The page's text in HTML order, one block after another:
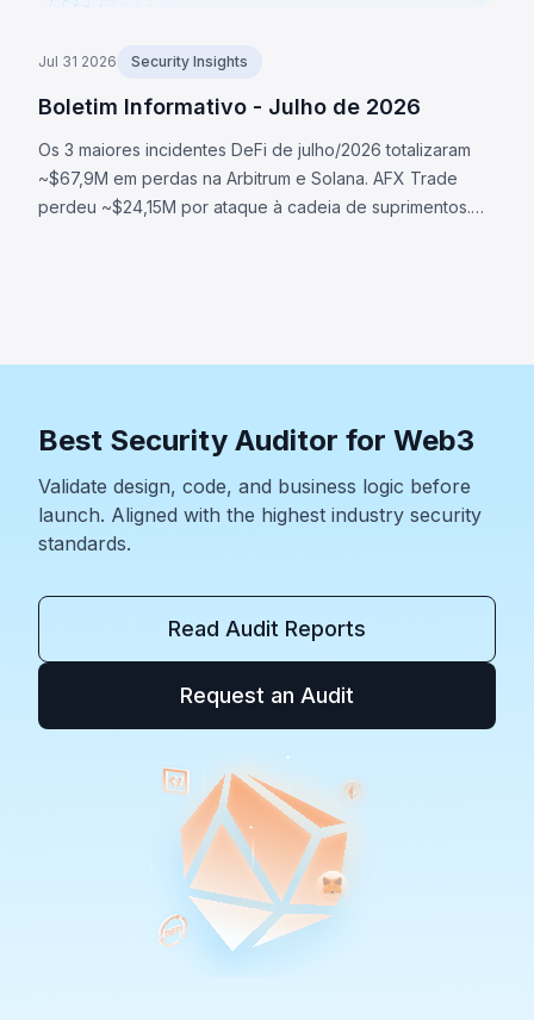
Jul 31 2026 Security Insights
Boletim Informativo - Julho de 2026
Os 3 maiores incidentes DeFi de julho/2026 totalizaram
~$67,9M em perdas na Arbitrum e Solana. AFX Trade
perdeu ~$24,15M por ataque à cadeia de suprimentos.
Best Security Auditor for Web3
Validate design, code, and business logic before
launch. Aligned with the highest industry security
standards.
Read Audit Reports
Request an Audit